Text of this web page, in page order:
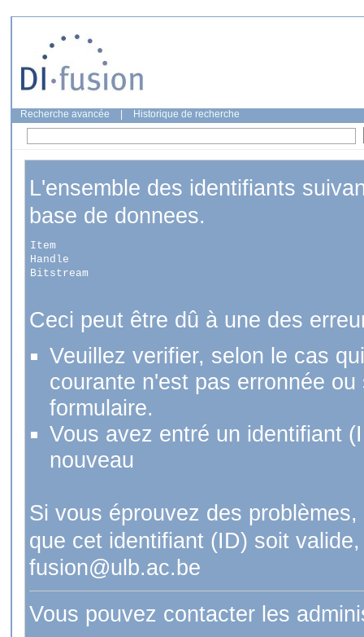
Recherche avancée Historique de recherche
L'ensemble des identifiants
base de donnees.
Item
Handle
Bitstream
Ceci peut être dû à une des
Veuillez verifier, selon le cas
courante n'est pas erronnée
formulaire.
Vous avez entré un identifiant
nouveau
Si vous éprouvez des
que cet identifiant (ID) soit
fusion@ulb.ac.be
Vous pouvez contacter les